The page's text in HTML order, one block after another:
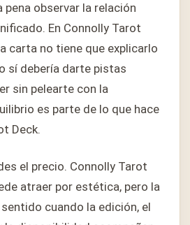
pena observar la relación
En Connolly Tarot
carta no tiene que explicarlo
sí debería darte pistas
sin pelearte con la
es parte de lo que hace
Deck.
el precio. Connolly Tarot
atraer por estética, pero la
cuando la edición, el